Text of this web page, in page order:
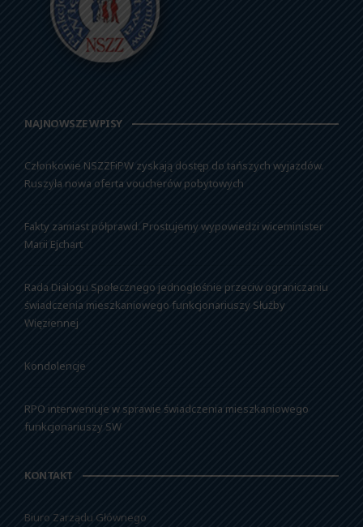
NAJNOWSZE WPISY
Członkowie NSZZFiPW zyskają dostęp do tańszych wyjazdów.
Ruszyła nowa oferta voucherów pobytowych
Fakty zamiast półprawd. Prostujemy wypowiedzi wiceminister
Marii Ejchart
Rada Dialogu Społecznego jednogłośnie przeciw ograniczaniu
świadczenia mieszkaniowego funkcjonariuszy Służby
Więziennej
Kondolencje
RPO interweniuje w sprawie świadczenia mieszkaniowego
funkcjonariuszy SW
KONTAKT
Biuro Zarządu Głównego